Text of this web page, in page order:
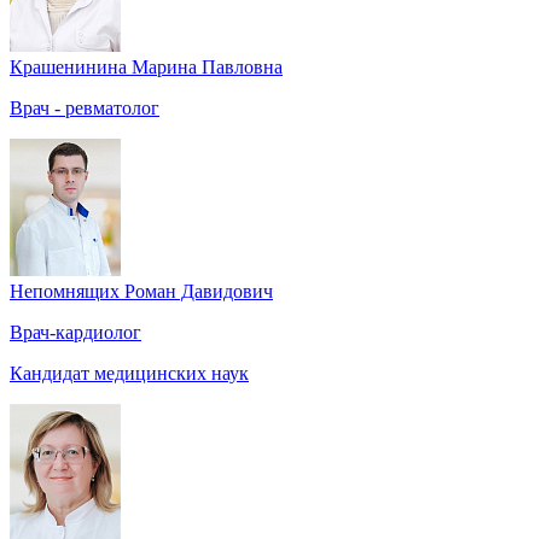
Крашенинина Марина Павловна
Врач - ревматолог
Непомнящих Роман Давидович
Врач-кардиолог
Кандидат медицинских наук